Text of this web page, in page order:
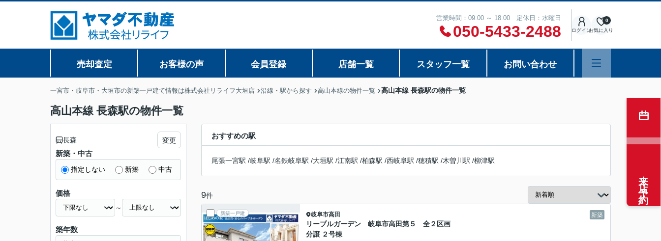
営業時間：09:00 ～ 18:00 定休日：水曜日
050-5433-2488 ログインお気に入り
0
売却査定 お客様の声 会員登録 店舗一覧 スタッフ一覧 お問い合わせ
一宮市・岐阜市・大垣市の新築一戸建て情報は株式会社リライフ大垣店 沿線・駅から探す 高山本線の物件一覧 高山本線 長森駅の物件一覧
高山本線 長森駅の物件一覧
おすすめの駅
尾張一宮駅 /岐阜駅 /名鉄岐阜駅 /大垣駅 /江南駅 /柏森駅 /西岐阜駅 /穂積駅 /木曽川駅 /柳津駅
9件
新築一戸建 新築
岐阜市高田
リーブルガーデン 岐阜市高田第５ 全２区画
分譲 ２号棟
長森 変更
新築・中古
指定しない 新築 中古
価格
～
築年数
来店予約